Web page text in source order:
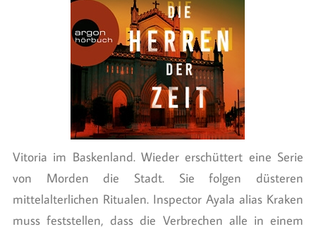
Vitoria im Baskenland. Wieder erschüttert eine Serie
von Morden die Stadt. Sie folgen düsteren
mittelalterlichen Ritualen. Inspector Ayala alias Kraken
muss feststellen, dass die Verbrechen alle in einem